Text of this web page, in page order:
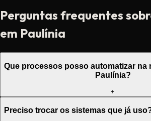
Perguntas frequentes
em Paulínia
Que processos posso automatizar na
Paulínia?
+
Preciso trocar os sistemas que já